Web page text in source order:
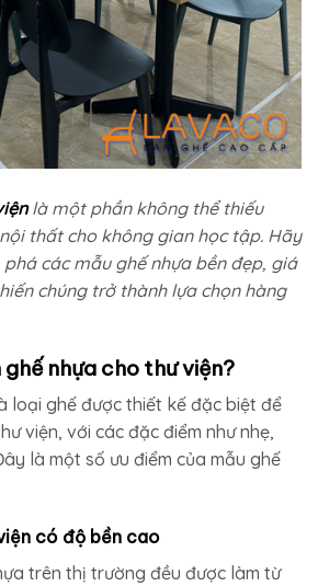
là một phần không thể thiếu
thất cho không gian học tập. Hãy
các mẫu ghế nhựa bền đẹp, giá
chúng trở thành lựa chọn hàng
nhựa cho thư viện?
loại ghế được thiết kế đặc biệt để
viện, với các đặc điểm như nhẹ,
là một số ưu điểm của mẫu ghế
có độ bền cao
trên thị trường đều được làm từ